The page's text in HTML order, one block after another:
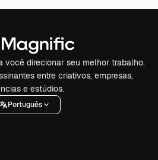
você direcionar seu melhor trabalho.
entre criativos, empresas,
e estúdios.
Português